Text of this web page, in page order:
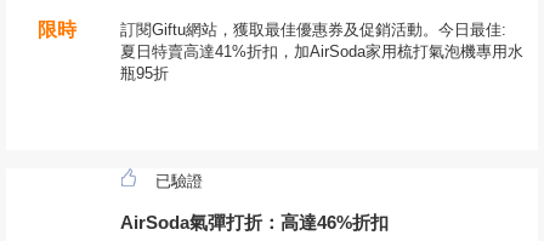
限時
訂閱Giftu網站，獲取最佳優惠券及促銷活動。今日最佳:
夏日特賣高達41%折扣，加AirSoda家用梳打氣泡機專用水
瓶95折
已驗證
AirSoda氣彈打折：高達46%折扣